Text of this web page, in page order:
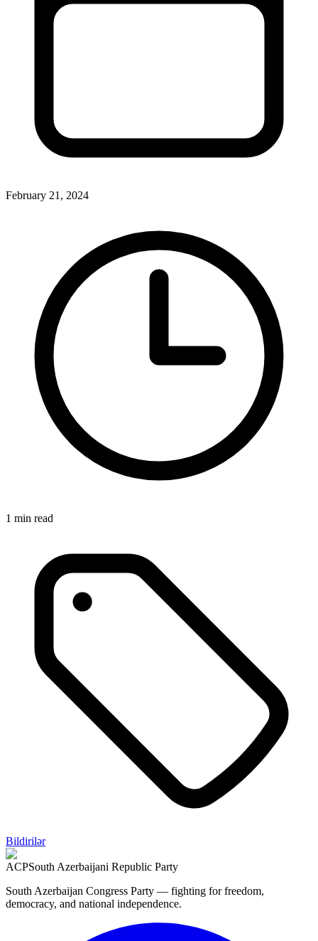
February 21, 2024
1 min read
Bildirilər
ACPSouth Azerbaijani Republic Party
South Azerbaijan Congress Party — fighting for freedom,
democracy, and national independence.